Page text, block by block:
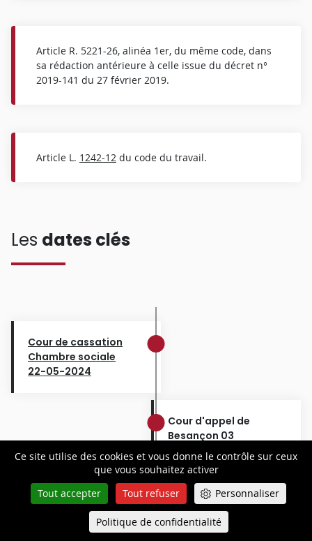
Ce site utilise des cookies et vous donne le contrôle sur ceux
que vous souhaitez activer
Tout accepter
Tout refuser Personnaliser
Politique de confidentialité
Article R. 5221-26, alinéa 1er, du même code, dans
sa rédaction antérieure à celle issue du décret n°
2019-141 du 27 février 2019.
Article L. 1242-12 du code du travail.
Les dates clés
Cour de cassation
Chambre sociale
22-05-2024
Cour d'appel de
Besançon 03
26-01-2021
Queue-Fair